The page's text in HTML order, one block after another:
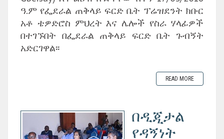
ዓ.ም የፌደራል ጠቅላይ ፍርድ ቤት ፕሬዝደንት ክቡር
አቶ ቴዎድሮስ ምህረት እና ሌሎች የስራ ሃላፊዎች
በተገኙበት በፌደራል ጠቅላይ ፍርድ ቤት ጉብኝት
አድርገዋል፡፡
READ MORE
በዲጂታል
የዳኝነት